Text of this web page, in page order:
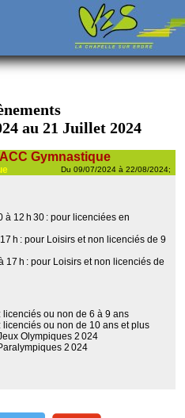
au 21 Juillet 2024
Gymnastique
Du 09/07/2024 à 22/08/2024;
à 12 h 30 : pour licenciées en
h : pour Loisirs et non licenciés de 9
17 h : pour Loisirs et non licenciés de
licenciés ou non de 6 à 9 ans
licenciés ou non de 10 ans et plus
Olympiques 2 024
2 024